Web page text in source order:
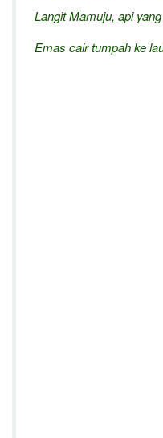
Langit Mamuju, api
Emas cair tumpah ke